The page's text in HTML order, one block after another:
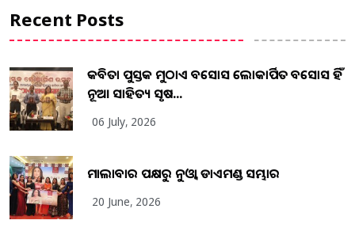
Recent Posts
କବିତା ପୁସ୍ତକ ମୁଠାଏ ଅବସୋସ ଲୋକାର୍ପିତ ଅବସୋସ ହିଁ
ନୂଆ ସାହିତ୍ୟ ସୃଷ...
06 July, 2026
ମାଲାବାର ପକ୍ଷରୁ ନୁଓ୍ବା ଡାଏମଣ୍ଡ ସମ୍ଭାର
20 June, 2026